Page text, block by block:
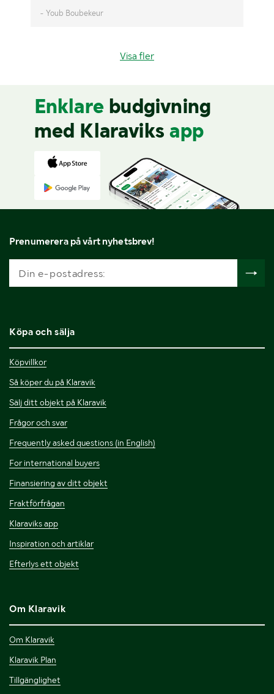
- Youb Boubekeur
Visa fler
Enklare budgivning
med Klaraviks app
Prenumerera på vårt nyhetsbrev!
Köpa och sälja
Köpvillkor
Så köper du på Klaravik
Sälj ditt objekt på Klaravik
Frågor och svar
Frequently asked questions (in English)
For international buyers
Finansiering av ditt objekt
Fraktförfrågan
Klaraviks app
Inspiration och artiklar
Efterlys ett objekt
Om Klaravik
Om Klaravik
Klaravik Plan
Tillgänglighet